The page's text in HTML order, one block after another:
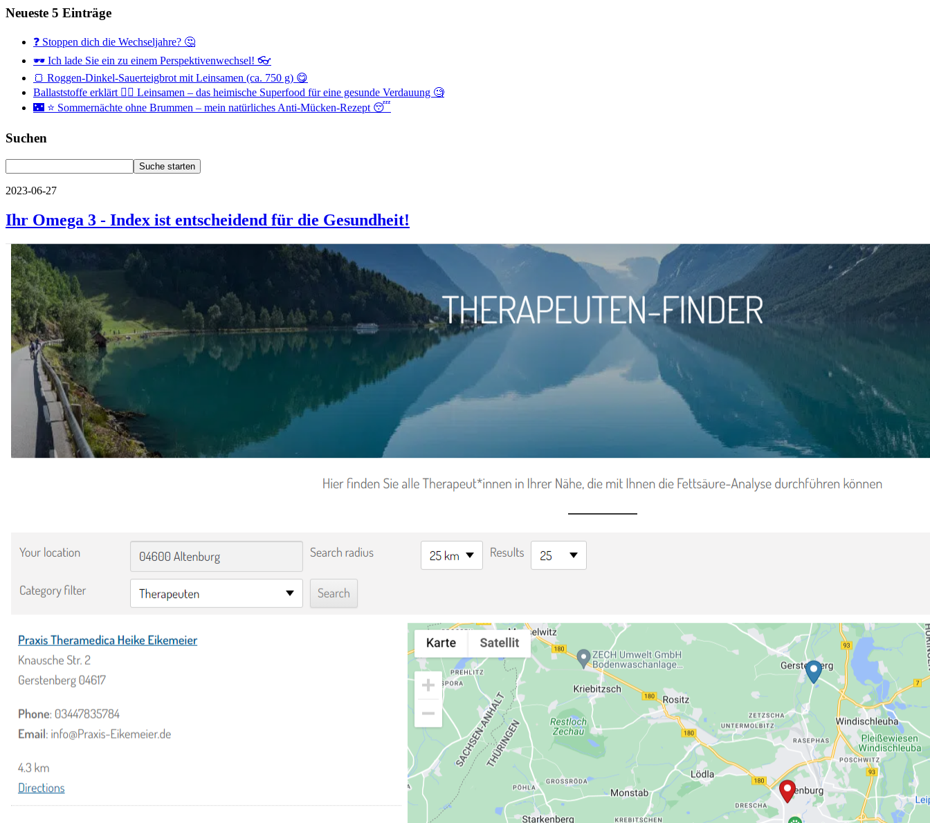
Neueste 5 Einträge
❓ Stoppen dich die Wechseljahre? 🤔
🕶 Ich lade Sie ein zu einem Perspektivenwechsel! 👓
🍞 Roggen-Dinkel-Sauerteigbrot mit Leinsamen (ca. 750 g) 😋
Ballaststoffe erklärt 👉🏻 Leinsamen – das heimische Superfood für eine gesunde Verdauung 🧐
🌃 ⭐ Sommernächte ohne Brummen – mein natürliches Anti-Mücken-Rezept 😴
Suchen
2023-06-27
Ihr Omega 3 - Index ist entscheidend für die Gesundheit!